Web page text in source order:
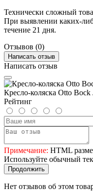
Технически сложный
При выявлении каких-
течение 21 дня.
Отзывов (0)
Написать отзыв
Написать отзыв
Кресло-коляска Otto
Рейтинг
Примечание: HTML
Используйте обычный
Продолжить
Нет отзывов об этом